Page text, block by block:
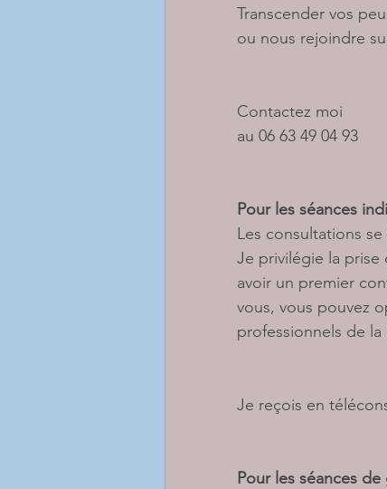
Transcender vos
ou nous rejoindre
Contactez moi
au 06 63 49 04 93
Pour les séances
Les consultations
Je privilégie la
avoir un premier
vous, vous pouvez
professionnels de la
Je reçois en
Pour les séances